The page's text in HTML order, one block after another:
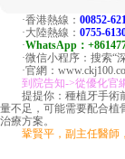
·香港熱線： 00852-
·大陸熱線： 0755-
·WhatsApp：
·微信小程序：搜索“
·官網：
到院告知->從優化官
提提你：種植牙手術前
量不足，可能需要配合植
治療方案。
鞏賢平，副主任醫師